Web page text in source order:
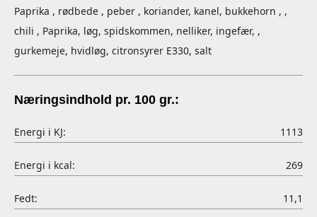
Paprika , rødbede , peber , koriander, kanel, bukkehorn , ,
chili , Paprika, løg, spidskommen, nelliker, ingefær, ,
gurkemeje, hvidløg, citronsyrer E330, salt
Næringsindhold pr. 100 gr.:
Energi i KJ: 1113
Energi i kcal: 269
Fedt: 11,1